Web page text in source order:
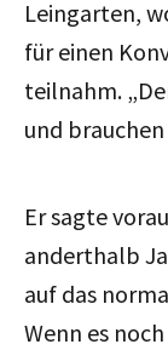
Leingarten,
für einen
teilnahm.
und brauchen
Er sagte
anderthalb
auf das
Wenn es